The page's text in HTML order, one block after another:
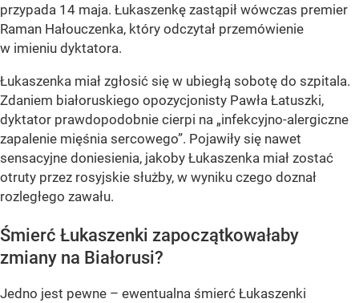
przypada 14 maja. Łukaszenkę zastąpił wówczas premier
Raman Hałouczenka, który odczytał przemówienie
w imieniu dyktatora.
Łukaszenka miał zgłosić się w ubiegłą sobotę do szpitala.
Zdaniem białoruskiego opozycjonisty Pawła Łatuszki,
dyktator prawdopodobnie cierpi na „infekcyjno-alergiczne
zapalenie mięśnia sercowego”. Pojawiły się nawet
sensacyjne doniesienia, jakoby Łukaszenka miał zostać
otruty przez rosyjskie służby, w wyniku czego doznał
rozległego zawału.
Śmierć Łukaszenki zapoczątkowałaby
zmiany na Białorusi?
Jedno jest pewne – ewentualna śmierć Łukaszenki